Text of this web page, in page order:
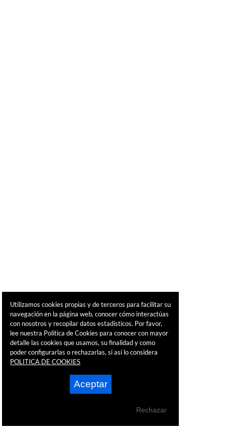
Utilizamos cookies propias y de terceros para facilitar su
navegación en la página web, conocer cómo interactúas
con nosotros y recopilar datos estadísticos. Por favor,
lee nuestra Política de Cookies para conocer con mayor
detalle las cookies que usamos, su finalidad y como
poder configurarlas o rechazarlas, si así lo considera
POLITICA DE COOKIES
Aceptar
Rechazar